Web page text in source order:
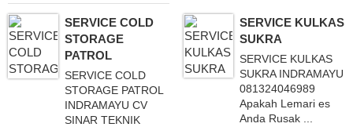
SERVICE COLD
STORAGE
PATROL
SERVICE COLD
STORAGE PATROL
INDRAMAYU CV
SINAR TEKNIK
SERVICE KULKAS
SUKRA
SERVICE KULKAS
SUKRA INDRAMAYU
081324046989
Apakah Lemari es
Anda Rusak ...